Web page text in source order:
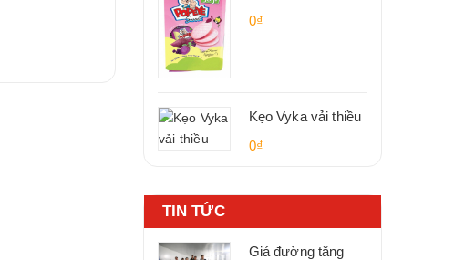
0₫
Kẹo Vyka vải thiều
0₫
TIN TỨC
Giá đường tăng